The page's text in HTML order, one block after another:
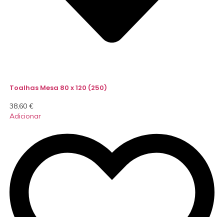
Toalhas Mesa 80 x 120 (250)
38,60 €
Adicionar